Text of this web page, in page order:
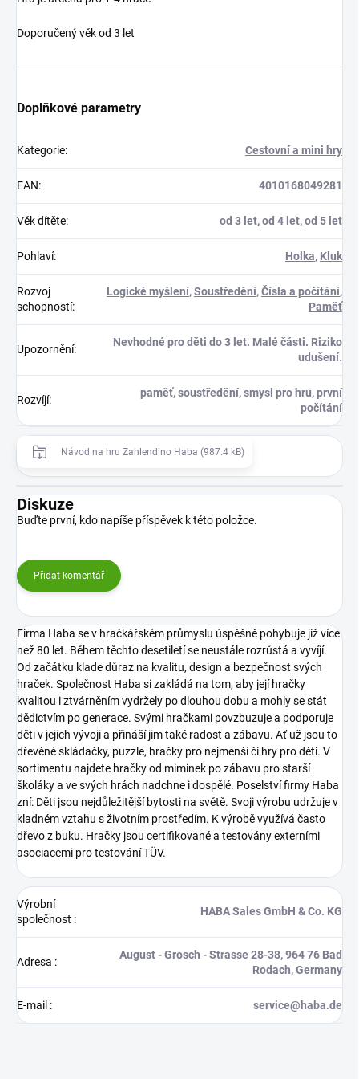
Doporučený věk od 3 let
Doplňkové parametry
Kategorie: Cestovní a mini hry
EAN: 4010168049281
Věk dítěte: od 3 let,od 4 let,od 5 let
Pohlaví: Holka, Kluk
Rozvoj
schopností:
Logické myšlení,Soustředění,Čísla a počítání,
Paměť
Upozornění:
Nevhodné pro děti do 3 let. Malé části. Riziko
udušení.
Rozvíjí:
paměť, soustředění, smysl pro hru, první
počítání
Návod na hru Zahlendino Haba (987.4 kB)
Diskuze
Buďte první, kdo napíše příspěvek k této položce.
Přidat komentář
Firma Haba se v hračkářském průmyslu úspěšně pohybuje již více
než 80 let. Během těchto desetiletí se neustále rozrůstá a vyvíjí.
Od začátku klade důraz na kvalitu, design a bezpečnost svých
hraček. Společnost Haba si zakládá na tom, aby její hračky
kvalitou i ztvárněním vydržely po dlouhou dobu a mohly se stát
dědictvím po generace. Svými hračkami povzbuzuje a podporuje
děti v jejich vývoji a přináší jim také radost a zábavu. Ať už jsou to
dřevěné skládačky, puzzle, hračky pro nejmenší či hry pro děti. V
sortimentu najdete hračky od miminek po zábavu pro starší
školáky a ve svých hrách nadchne i dospělé. Poselství firmy Haba
zní: Děti jsou nejdůležitější bytosti na světě. Svoji výrobu udržuje v
kladném vztahu s životním prostředím. K výrobě využívá často
dřevo z buku. Hračky jsou certifikované a testovány externími
asociacemi pro testování TÜV.
Výrobní
společnost :
HABA Sales GmbH & Co. KG
Adresa :
August - Grosch - Strasse 28-38, 964 76 Bad
Rodach, Germany
E-mail : service@haba.de